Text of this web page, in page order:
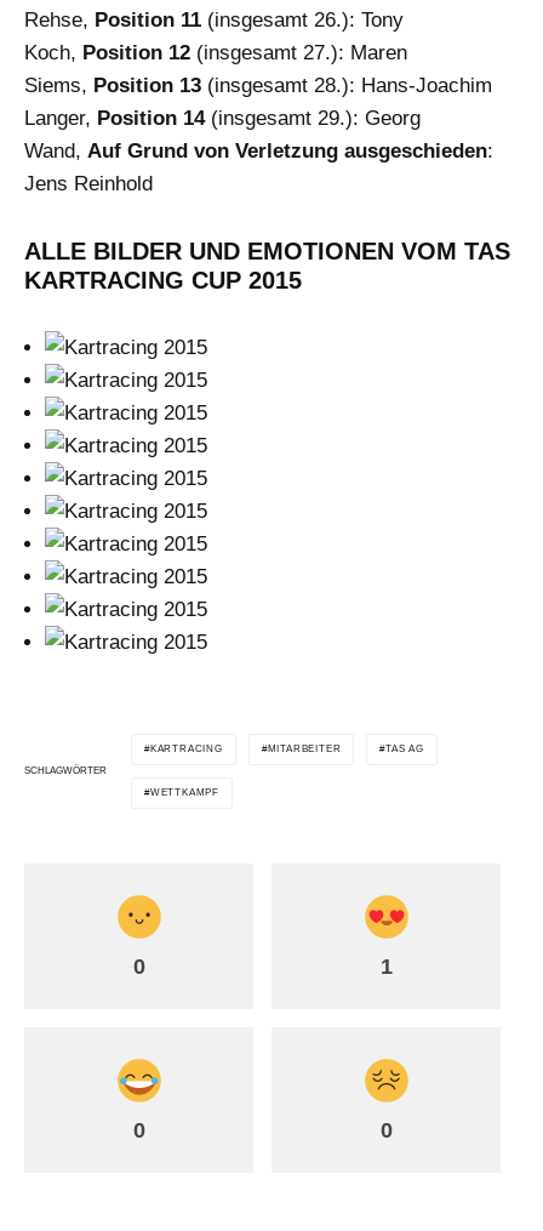
Rehse, Position 11 (insgesamt 26.): Tony
Koch, Position 12 (insgesamt 27.): Maren
Siems, Position 13 (insgesamt 28.): Hans-Joachim
Langer, Position 14(insgesamt 29.): Georg
Wand, Auf Grund von Verletzung ausgeschieden:
Jens Reinhold
ALLE BILDER UND EMOTIONEN VOM TAS
KARTRACING CUP 2015
SCHLAGWÖRTER
KARTRACING MITARBEITER TAS AG
WETTKAMPF
0 1
0 0